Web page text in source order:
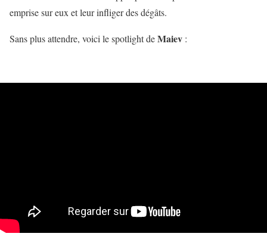
emprise sur eux et leur infliger des dégâts.
Sans plus attendre, voici le spotlight deMaiev :